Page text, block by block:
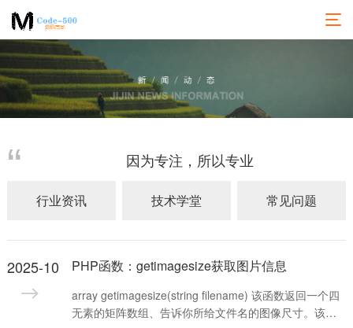
因为专注，所以专业
行业资讯 技术学堂 常见问题
2025-10 PHP函数：getimagesize获取图片信息
array getimagesize(string filename) 该函数返回一个四
无素的矩阵数组、告诉你所给文件名的图像尺寸。该文